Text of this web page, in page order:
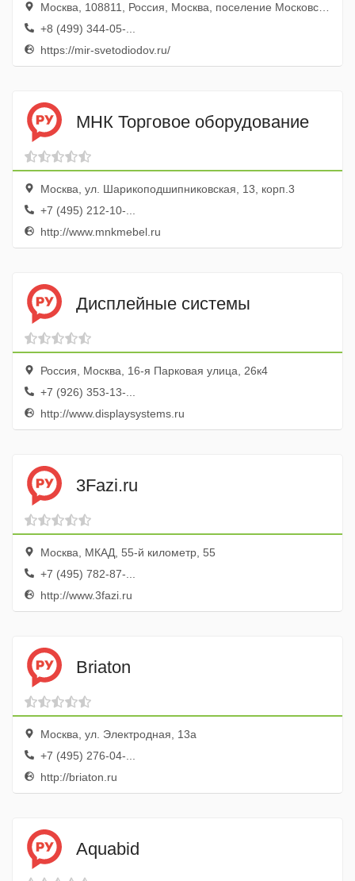
Москва, 108811, Россия, Москва, поселение Московский, 22-ой км. Киевского шоссе, домовладение 4 стр.1, этаж 7, офис 701
+8 (499) 344-05-...
https://mir-svetodiodov.ru/
МНК Торговое оборудование
Москва, ул. Шарикоподшипниковская, 13, корп.3
+7 (495) 212-10-...
http://www.mnkmebel.ru
Дисплейные системы
Россия, Москва, 16-я Парковая улица, 26к4
+7 (926) 353-13-...
http://www.displaysystems.ru
3Fazi.ru
Москва, МКАД, 55-й километр, 55
+7 (495) 782-87-...
http://www.3fazi.ru
Briaton
Москва, ул. Электродная, 13а
+7 (495) 276-04-...
http://briaton.ru
Aquabid